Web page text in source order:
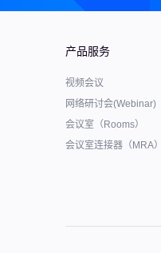
产品服务
视频会议
网络研讨会(Webinar)
会议室（Rooms）
会议室连接器（MRA）